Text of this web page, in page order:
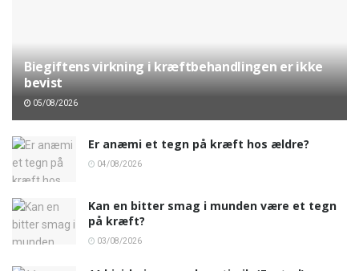
Biegiftens virkning i kræftbehandlingen er ikke
bevist
05/08/2026
Er anæmi et tegn på kræft hos ældre?
04/08/2026
Kan en bitter smag i munden være et tegn
på kræft?
03/08/2026